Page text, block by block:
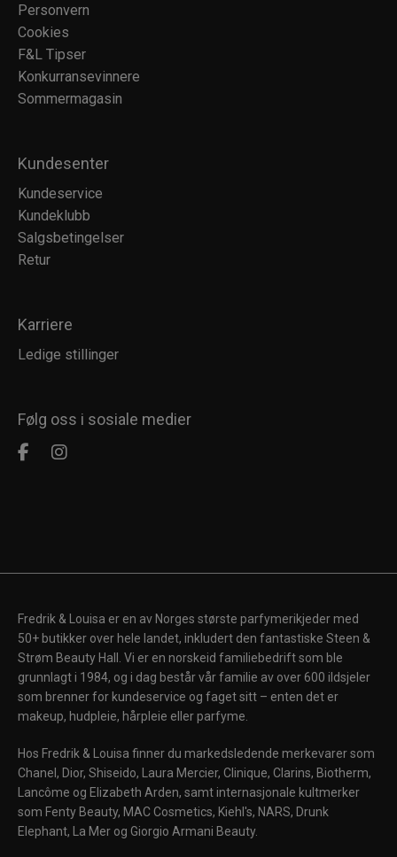
Personvern
Cookies
F&L Tipser
Konkurransevinnere
Sommermagasin
Kundesenter
Kundeservice
Kundeklubb
Salgsbetingelser
Retur
Karriere
Ledige stillinger
Følg oss i sosiale medier
Fredrik & Louisa er en av Norges største parfymerikjeder med
50+ butikker over hele landet, inkludert den fantastiske Steen &
Strøm Beauty Hall. Vi er en norskeid familiebedrift som ble
grunnlagt i 1984, og i dag består vår familie av over 600 ildsjeler
som brenner for kundeservice og faget sitt – enten det er
makeup, hudpleie, hårpleie eller parfyme.
Hos Fredrik & Louisa finner du markedsledende merkevarer som
Chanel, Dior, Shiseido, Laura Mercier, Clinique, Clarins, Biotherm,
Lancôme og Elizabeth Arden, samt internasjonale kultmerker
som Fenty Beauty, MAC Cosmetics, Kiehl's, NARS, Drunk
Elephant, La Mer og Giorgio Armani Beauty.